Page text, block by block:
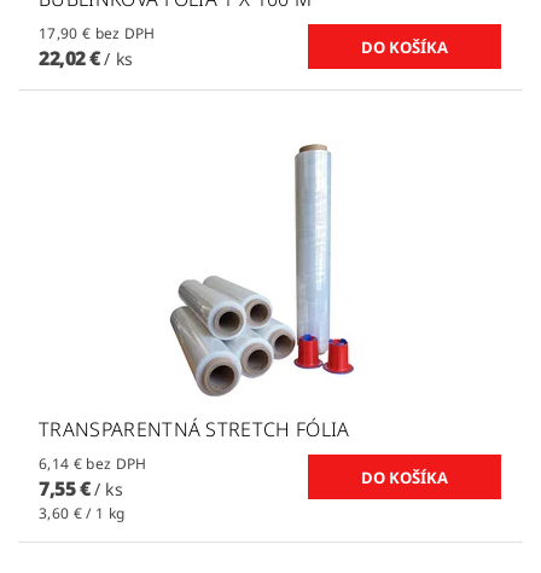
17,90 € bez DPH
22,02 €/ ks
TRANSPARENTNÁ STRETCH FÓLIA
6,14 € bez DPH
7,55 €/ ks
3,60 € / 1 kg